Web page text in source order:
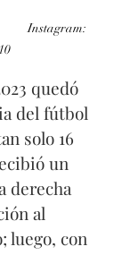
Instagram:
quedó
del fútbol
solo 16
un
derecha
al
luego, con